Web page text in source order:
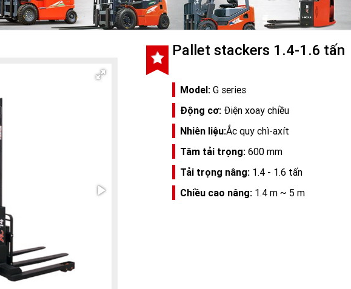
Pallet stackers 1.4-1.6 tấn
Model:G series
Động cơ:Điện xoay chiều
Nhiên liệu:Ắc quy chì-axít
Tâm tải trọng:600 mm
Tải trọng nâng:1.4 - 1.6 tấn
Chiều cao nâng:1.4 m ~ 5 m